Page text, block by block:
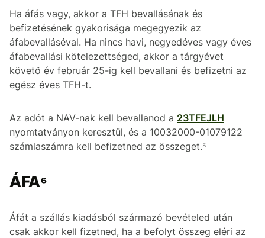
Ha áfás vagy, akkor a TFH bevallásának és
befizetésének gyakorisága megegyezik az
áfabevalláséval. Ha nincs havi, negyedéves vagy éves
áfabevallási kötelezettséged, akkor a tárgyévet
követő év február 25-ig kell bevallani és befizetni az
egész éves TFH-t.
Az adót a NAV-nak kell bevallanod a 23TFEJLH
nyomtatványon keresztül, és a 10032000-01079122
számlaszámra kell befizetned az összeget.⁵
ÁFA⁶
Áfát a szállás kiadásból származó bevételed után
csak akkor kell fizetned, ha a befolyt összeg eléri az